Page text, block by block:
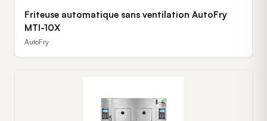
Friteuse automatique sans ventilation AutoFry
MTI-10X
AutoFry